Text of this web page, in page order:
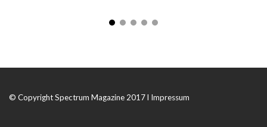
© Copyright Spectrum Magazine 2017 l Impressum